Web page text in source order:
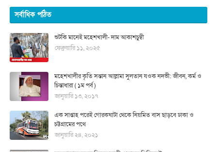
সর্বাধিক পঠিত
শুটকি মানেই মহেশখালী- দাম আকাশচুম্বী
ফেব্রুয়ারি ১১, ২০২৫
মহেশখালীর কৃতি সন্তান আল্লামা সুলতান যওক নদভী: জীবন, কর্ম ও
চিন্তাধারা ( ১ম পর্ব )
জানুয়ারি ১৩, ২০১৭
এক সাপ্তাহ পরেই গোরকঘাটা থেকে নিয়মিত বাস ছাড়বে ঢাকা ও
চট্টগ্রামের পথে
জানুয়ারি ২৪, ২০২১